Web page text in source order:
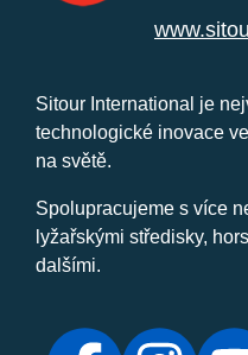
Sitour International je
technologické inovace
na světě.
Spolupracujeme s více
lyžařskými středisky,
dalšími.